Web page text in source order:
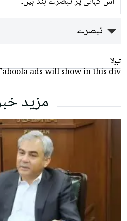
تبصرے
تبولا
ads will show in this div
مزید